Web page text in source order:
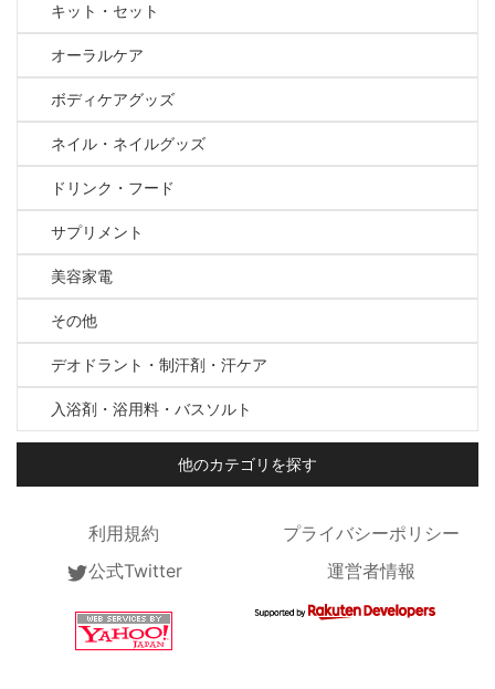
キット・セット
オーラルケア
ボディケアグッズ
ネイル・ネイルグッズ
ドリンク・フード
サプリメント
美容家電
その他
デオドラント・制汗剤・汗ケア
入浴剤・浴用料・バスソルト
他のカテゴリを探す
利用規約
プライバシーポリシー
公式Twitter
運営者情報